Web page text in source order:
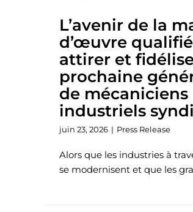
L’avenir de la
d’œuvre
attirer et
prochaine
de mécaniciens
industriels
juin 23, 2026 | Press Release
Alors que les industries à
se modernisent et que les